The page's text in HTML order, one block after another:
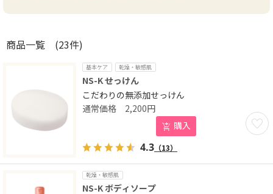
商品一覧 (23件)
基本ケア 乾燥・敏感肌
NS-K せっけん
こだわりの無添加せっけん
お気
2,200円
購入
4.3 （13）
乾燥・敏感肌
NS-K ボディソープ